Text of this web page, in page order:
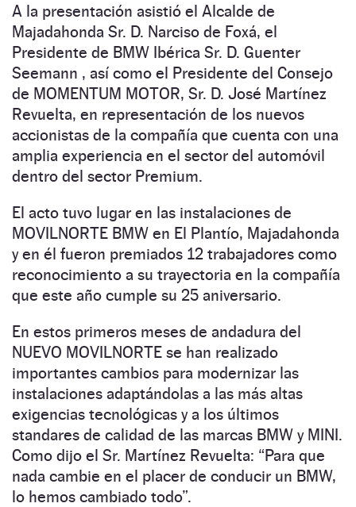
A la presentación asistió el Alcalde de
Majadahonda Sr. D. Narciso de Foxá, el
Presidente de BMW Ibérica Sr. D. Guenter
Seemann , así como el Presidente del Consejo
de MOMENTUM MOTOR, Sr. D. José Martínez
Revuelta, en representación de los nuevos
accionistas de la compañía que cuenta con una
amplia experiencia en el sector del automóvil
dentro del sector Premium.
El acto tuvo lugar en las instalaciones de
MOVILNORTE BMW en El Plantío, Majadahonda
y en él fueron premiados 12 trabajadores como
reconocimiento a su trayectoria en la compañía
que este año cumple su 25 aniversario.
En estos primeros meses de andadura del
NUEVO MOVILNORTE se han realizado
importantes cambios para modernizar las
instalaciones adaptándolas a las más altas
exigencias tecnológicas y a los últimos
standares de calidad de las marcas BMW y MINI.
Como dijo el Sr. Martínez Revuelta: “Para que
nada cambie en el placer de conducir un BMW,
lo hemos cambiado todo”.